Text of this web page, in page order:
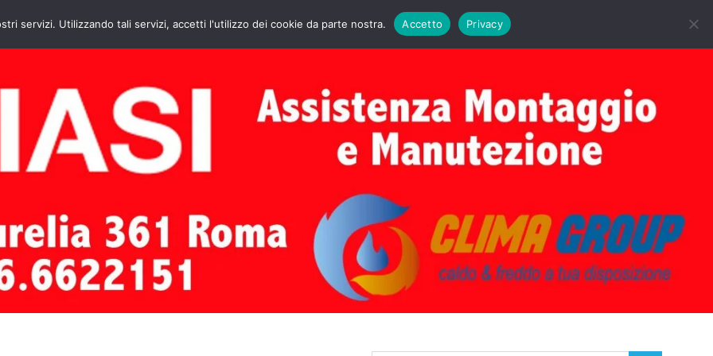
HOME CONTATTI ASSISTENZA CALDAIE BIASI PRIMA ACCENSIONE CALDAIE BIASI
servizi. Utilizzando tali servizi, accetti l'utilizzo dei cookie da parte nostra. Accetto Privacy